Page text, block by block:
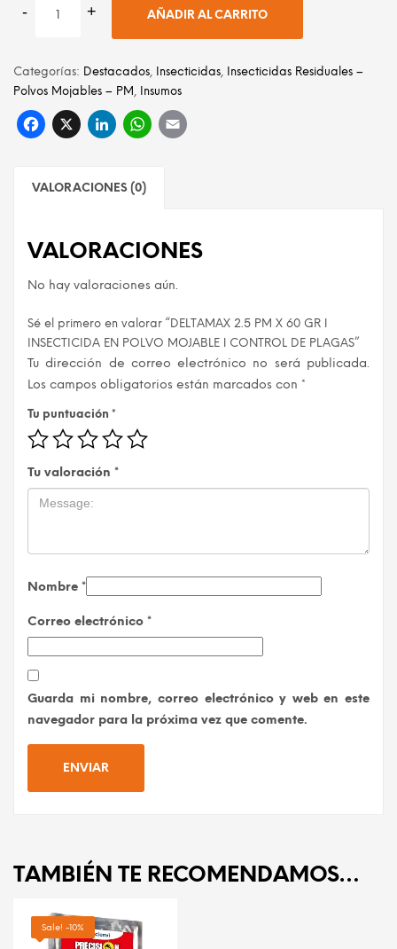
AÑADIR AL CARRITO
Categorías: Destacados, Insecticidas, Insecticidas Residuales –
Polvos Mojables – PM , Insumos
Facebook
X LinkedIn
WhatsApp
VALORACIONES (0)
VALORACIONES
No hay valoraciones aún.
Sé el primero en valorar “DELTAMAX 2.5 PM X 60 GR ǀ
INSECTICIDA EN POLVO MOJABLE ǀ CONTROL DE PLAGAS”
Tu dirección de correo electrónico no será publicada.
Los campos obligatorios están marcados con *
Tu puntuación *
Tu valoración *
Nombre *
Correo electrónico *
Guarda mi nombre, correo electrónico y web en este
navegador para la próxima vez que comente.
TAMBIÉN TE RECOMENDAMOS…
Sale! -10%